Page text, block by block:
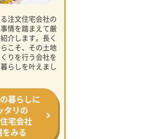
注文住宅会社の
情を踏まえて厳
介します。長く
こそ、その土地
りを行う会社を
らしを叶えまし
暮らしに
タリの
宅会社
みる